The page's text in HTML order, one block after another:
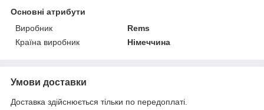
Основні атрибути
Виробник
Rems
Країна виробник
Німеччина
Умови доставки
Доставка здійснюється тільки по передоплаті.